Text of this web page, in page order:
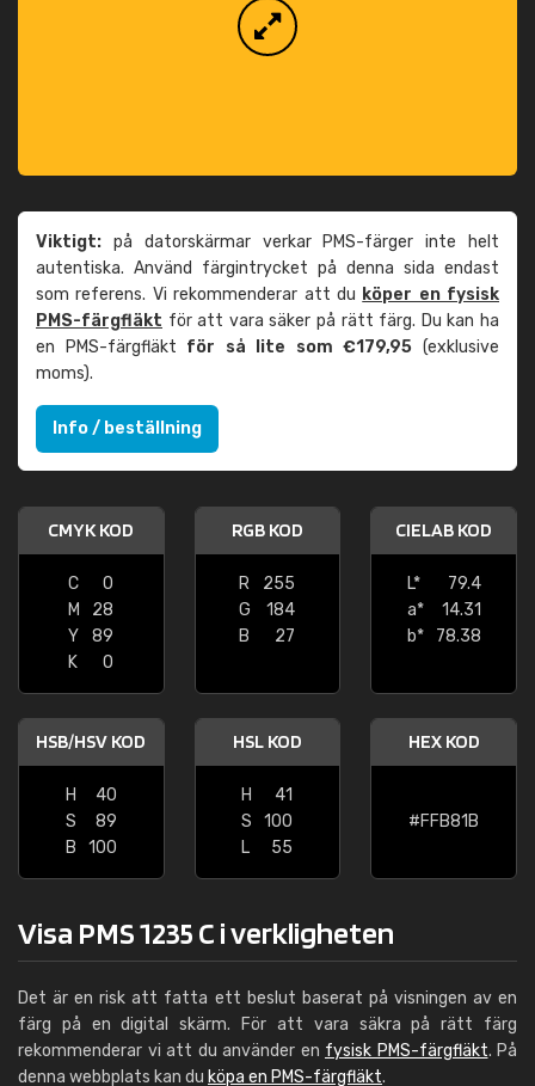
Viktigt: på datorskärmar verkar PMS-färger inte helt
autentiska. Använd färgintrycket på denna sida endast
som referens. Vi rekommenderar att du köper en fysisk
PMS-färgfläkt för att vara säker på rätt färg. Du kan ha
en PMS-färgfläkt för så lite som €179,95 (exklusive
moms).
Info / beställning
CMYK KOD
C
0
M
28
Y
89
K
0
RGB KOD
R
255
G
184
B
27
CIELAB KOD
L*
79.4
a*
14.31
b*
78.38
HSB/HSV KOD
H
40
S
89
B
100
HSL KOD
H
41
S
100
L
55
HEX KOD
#FFB81B
Visa PMS 1235 C i verkligheten
Det är en risk att fatta ett beslut baserat på visningen av en
färg på en digital skärm. För att vara säkra på rätt färg
rekommenderar vi att du använder en fysisk PMS-färgfläkt. På
denna webbplats kan du köpa en PMS-färgfläkt.